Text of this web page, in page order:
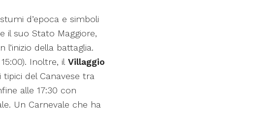
d’epoca e simboli
il suo Stato Maggiore,
della battaglia.
Inoltre, il Villaggio
del Canavese tra
alle 17:30 con
Un Carnevale che ha